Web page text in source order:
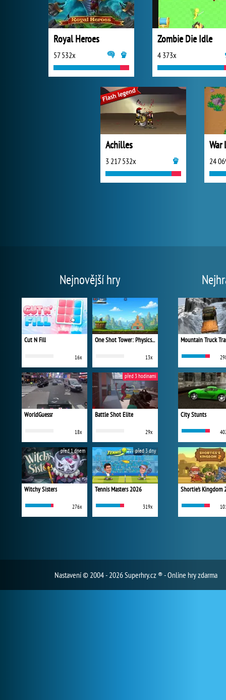
Royal Heroes
57 532x
Zombie Die Idle
4 373x
Achilles
3 217 532x
War
24
Nejnovější hry
Cut N Fill
16x
One Shot Tower: Physics Destroyer
13x
WorldGuessr
18x
Battle Shot Elite
29x
před 3 hodinami
Witchy Sisters
276x
před 1 dnem
Tennis Masters 2026
319x
před 3 dny
Mountain Truck
City Stunts
Shortie's Kingdom
Nastavení© 2004 - 2026 Superhry.cz ® - Online hry zdarma